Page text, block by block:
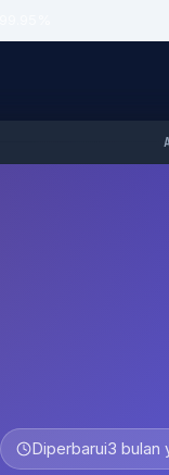
Diperbarui3 bulan